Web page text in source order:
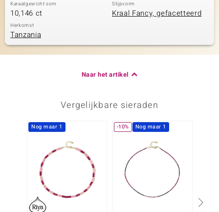
Karaatgewicht som
10,146 ct
Slijpvorm
Kraal Fancy, gefacetteerd
Herkomst
Tanzania
Naar het artikel
Vergelijkbare sieraden
Nog maar 1 -10% Nog maar 1